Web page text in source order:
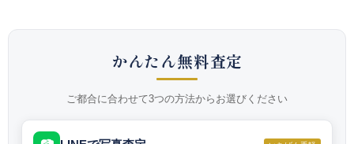
かんたん無料査定
ご都合に合わせて3つの方法からお選びください